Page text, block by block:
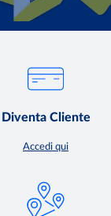
Diventa Cliente
Accedi qui